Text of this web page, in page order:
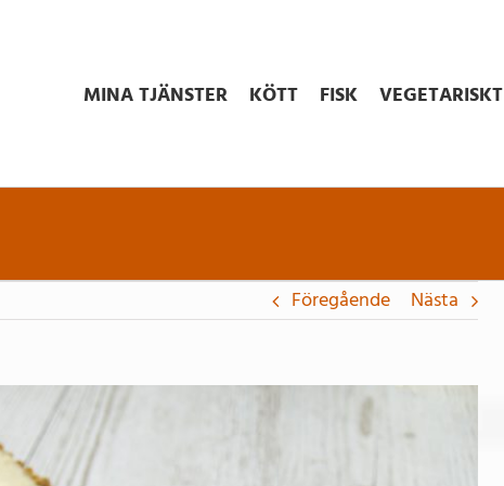
MINA TJÄNSTER KÖTT FISK VEGETARISKT
Föregående Nästa